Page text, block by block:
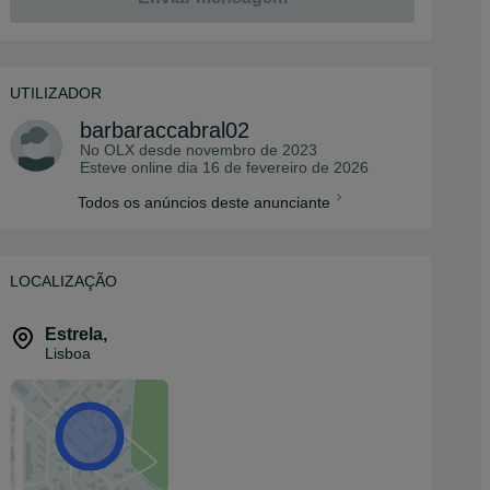
UTILIZADOR
barbaraccabral02
No OLX desde novembro de 2023
Esteve online dia 16 de fevereiro de 2026
Todos os anúncios deste anunciante
LOCALIZAÇÃO
Estrela,
Lisboa